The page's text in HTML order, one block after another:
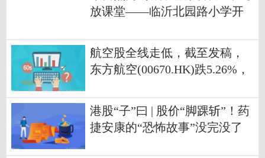
放课堂——临沂北园路小学开
航空股全线走低，截至发稿，
东方航空(00670.HK)跌5.26%，
港股“子”曰 | 股价“脚踝斩”！药
捷安康的“恐怖故事”没完没了